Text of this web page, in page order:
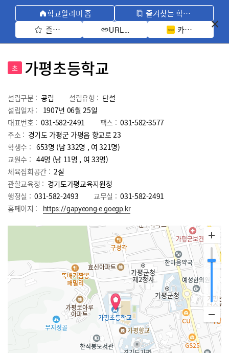
학교알리미 홈
즐겨찾는 학교 모아보기
즐겨찾기 선택
URL 복사 카카오톡 공유
초 가평초등학교
설립구분 : 공립 설립유형 : 단설
설립일자 :
1907년 06월 25일
대표번호 : 031-582-2491 팩스 : 031-582-3577
주소 : 경기도 가평군 가평읍 향교로 23
학생수 : 653명 (남 332명 , 여 321명)
교원수 : 44명 (남 11명 , 여 33명)
체육집회공간 : 2실
관할교육청 : 경기도가평교육지원청
행정실 : 031-582-2493 교무실 : 031-582-2491
홈페이지 :
https://gapyeong-e.goegp.kr